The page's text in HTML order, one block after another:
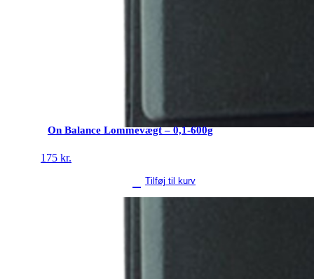
On Balance Lommevægt – 0,1-600g
175 kr.
Tilføj til kurv